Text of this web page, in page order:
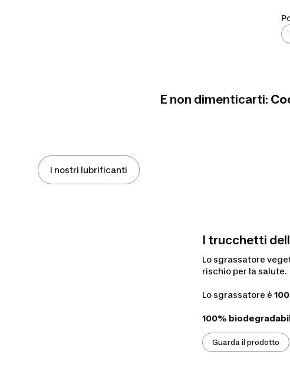
E non dimenticarti:
I nostri lubrificanti
I trucchetti
Lo sgrassatore
rischio per la salute.
Lo sgrassatore è
100%
Guarda il prodotto